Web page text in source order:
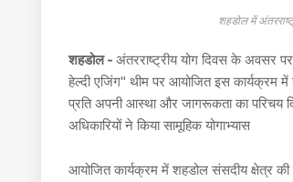
शहडोल में
शहडोल - अंतरराष्ट्रीय योग दिवस के अवसर
हेल्दी एजिंग" थीम पर आयोजित इस कार्यक्रम में
प्रति अपनी आस्था और जागरूकता का परिचय
अधिकारियों ने किया सामूहिक योगाभ्यास
आयोजित कार्यक्रम में शहडोल संसदीय क्षेत्र की